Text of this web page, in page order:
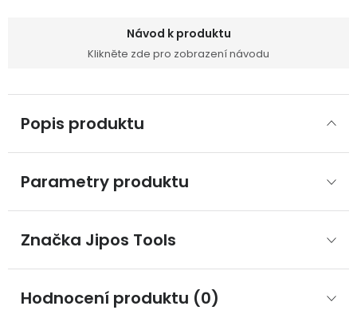
Návod k produktu
Klikněte zde pro zobrazení návodu
Popis produktu
Parametry produktu
Značka Jipos Tools
Hodnocení produktu (0)